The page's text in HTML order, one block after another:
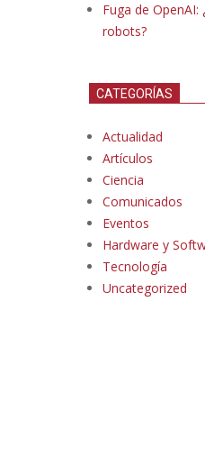
Fuga de
robots?
CATEGORÍAS
Actualidad
Artículos
Ciencia
Comunicados
Eventos
Hardware y
Tecnología
Uncategorized